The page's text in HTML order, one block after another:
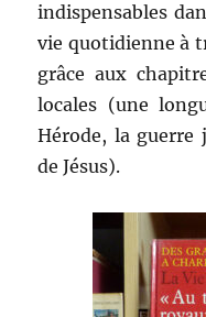
indispensables
vie quotidienne à
grâce aux
locales (une
Hérode, la guerre
de Jésus).